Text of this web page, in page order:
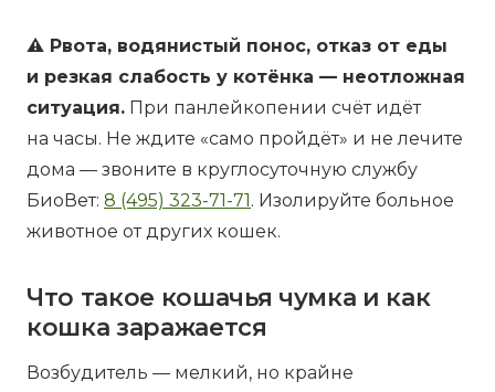
⚠️ Рвота, водянистый понос, отказ от еды
и резкая слабость у котёнка — неотложная
ситуация. При панлейкопении счёт идёт
на часы. Не ждите «само пройдёт» и не лечите
дома — звоните в круглосуточную службу
БиоВет: 8 (495) 323-71-71 . Изолируйте больное
животное от других кошек.
Что такое кошачья чумка и как
кошка заражается
Возбудитель — мелкий, но крайне